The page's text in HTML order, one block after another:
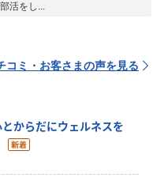
活をし...
コミ・お客さまの声を見る
からだにウェルネスを